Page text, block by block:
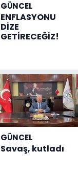
GÜNCEL
ENFLASYONU
DİZE
GETİRECEĞİZ!
GÜNCEL
Savaş, kutladı